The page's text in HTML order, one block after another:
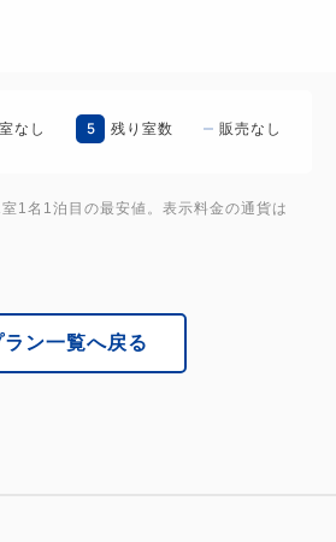
特設マンガコーナー
った後は、お部屋でお時間の
なし 5 残り室数 販売なし
1名1泊目の最安値。表示料金の通貨は
ラン一覧へ戻る